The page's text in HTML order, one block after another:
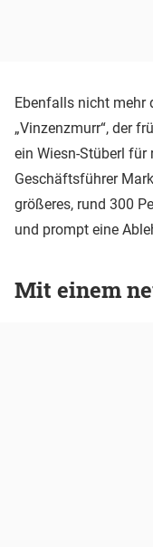
Ebenfalls nicht mehr
„Vinzenzmurr“, der
ein Wiesn-Stüberl für
Geschäftsführer
größeres, rund 300
und prompt eine
Mit einem